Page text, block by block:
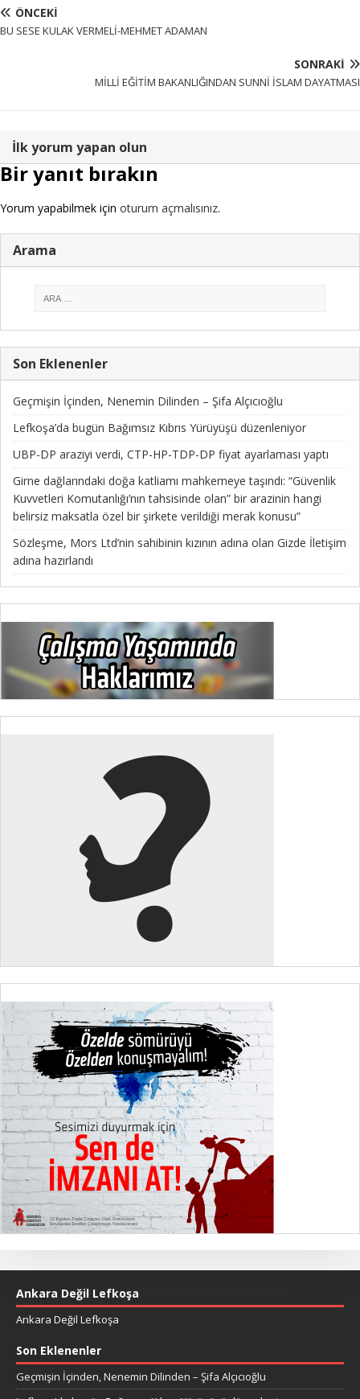
ÖNCEKI
BU SESE KULAK VERMELİ-MEHMET ADAMAN
SONRAKI
MİLLİ EĞİTİM BAKANLIĞINDAN SUNNİ İSLAM DAYATMASI
İlk yorum yapan olun
Bir yanıt bırakın
Yorum yapabilmek için oturum açmalısınız.
Arama
Son Eklenenler
Geçmişin İçinden, Nenemin Dilinden – Şifa Alçıcıoğlu
Lefkoşa’da bugün Bağımsız Kıbrıs Yürüyüşü düzenleniyor
UBP-DP araziyi verdi, CTP-HP-TDP-DP fiyat ayarlaması yaptı
Girne dağlarındaki doğa katliamı mahkemeye taşındı: “Güvenlik
Kuvvetleri Komutanlığı’nın tahsisinde olan” bir arazinin hangi
belirsiz maksatla özel bir şirkete verildiği merak konusu”
Sözleşme, Mors Ltd’nin sahibinin kızının adına olan Gizde İletişim
adına hazırlandı
Ankara Değil Lefkoşa
Ankara Değil Lefkoşa
Son Eklenenler
Geçmişin İçinden, Nenemin Dilinden – Şifa Alçıcıoğlu